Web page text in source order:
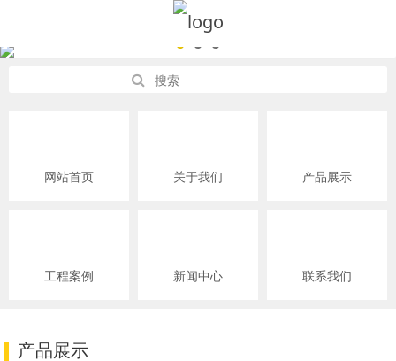
网站首页 关于我们 产品展示
工程案例 新闻中心 联系我们
产品展示